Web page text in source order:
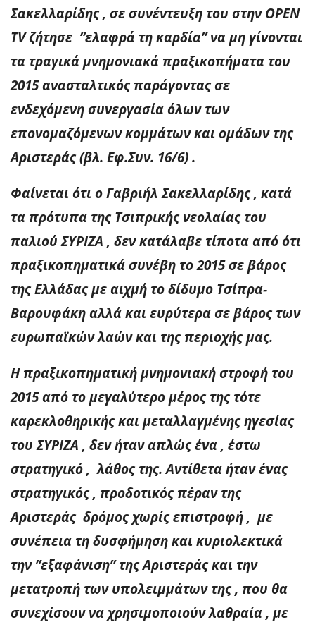
Σακελλαρίδης , σε συνέντευξη του στην OPEN
TV ζήτησε ”ελαφρά τη καρδία” να μη γίνονται
τα τραγικά μνημονιακά πραξικοπήματα του
2015 ανασταλτικός παράγοντας σε
ενδεχόμενη συνεργασία όλων των
επονομαζόμενων κομμάτων και ομάδων της
Αριστεράς (βλ. Εφ.Συν. 16/6) .
Φαίνεται ότι ο Γαβριήλ Σακελλαρίδης , κατά
τα πρότυπα της Τσιπρικής νεολαίας του
παλιού ΣΥΡΙΖΑ , δεν κατάλαβε τίποτα από ότι
πραξικοπηματικά συνέβη το 2015 σε βάρος
της Ελλάδας με αιχμή το δίδυμο Τσίπρα-
Βαρουφάκη αλλά και ευρύτερα σε βάρος των
ευρωπαϊκών λαών και της περιοχής μας.
Η πραξικοπηματική μνημονιακή στροφή του
2015 από το μεγαλύτερο μέρος της τότε
καρεκλοθηρικής και μεταλλαγμένης ηγεσίας
του ΣΥΡΙΖΑ , δεν ήταν απλώς ένα , έστω
στρατηγικό , λάθος της. Αντίθετα ήταν ένας
στρατηγικός , προδοτικός πέραν της
Αριστεράς δρόμος χωρίς επιστροφή , με
συνέπεια τη δυσφήμηση και κυριολεκτικά
την ”εξαφάνιση” της Αριστεράς και την
μετατροπή των υπολειμμάτων της , που θα
συνεχίσουν να χρησιμοποιούν λαθραία , με